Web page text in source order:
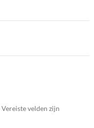
Vereiste velden zijn